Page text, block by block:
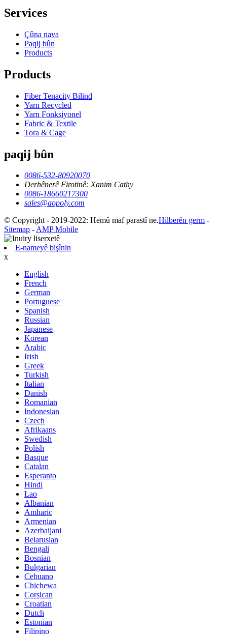
Services
Çûna nava
Paqij bûn
Products
Products
Fiber Tenacity Bilind
Yarn Recycled
Yarn Fonksiyonel
Fabric & Textile
Tora & Cage
paqij bûn
0086-532-80920070
Derhênerê Firotinê: Xanim Cathy
0086-18660217300
sales@aopoly.com
© Copyright - 2019-2022: Hemû maf parastî ne.Hilberên germ -
Sitemap -AMP Mobile
E-nameyê bişînin
x
English
French
German
Portuguese
Spanish
Russian
Japanese
Korean
Arabic
Irish
Greek
Turkish
Italian
Danish
Romanian
Indonesian
Czech
Afrikaans
Swedish
Polish
Basque
Catalan
Esperanto
Hindi
Lao
Albanian
Amharic
Armenian
Azerbaijani
Belarusian
Bengali
Bosnian
Bulgarian
Cebuano
Chichewa
Corsican
Croatian
Dutch
Estonian
Filipino